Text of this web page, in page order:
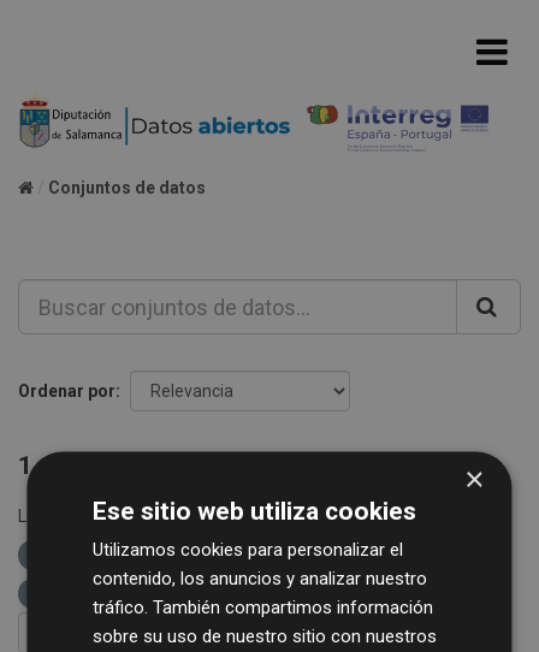
Conjuntos de datos
Ordenar por
1 conjunto de datos encontrado
Licencias: Creative Commons Attribution 4.0
Grupos:
Sector público
etiquetas:
núcleos población
diputación de salamanca
FILTRAR RESULTADOS
×
Ese sitio web utiliza cookies
Utilizamos cookies para personalizar el
contenido, los anuncios y analizar nuestro
tráfico. También compartimos información
sobre su uso de nuestro sitio con nuestros